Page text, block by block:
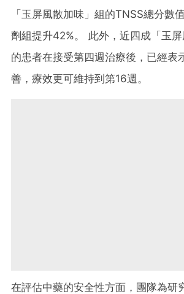
「玉屏風散加味」組的TNSS總分數
劑組提升42%。 此外，近四成「玉屏
的患者在接受第四週治療後，已經表
善，療效更可維持到第16週。
在評估中藥的安全性方面，團隊為研